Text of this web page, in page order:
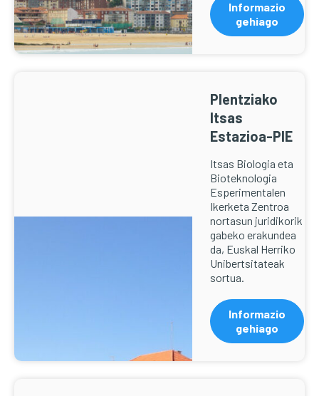
Informazio
gehiago
Plentziako
Itsas
Estazioa-PIE
Itsas Biologia eta
Bioteknologia
Esperimentalen
Ikerketa Zentroa
nortasun juridikorik
gabeko erakundea
da, Euskal Herriko
Unibertsitateak
sortua.
Informazio
gehiago